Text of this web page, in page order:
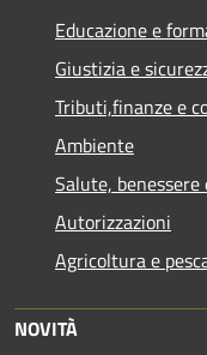
Educazione e
Giustizia e
Tributi,finanze e
Ambiente
Salute, benessere
Autorizzazioni
Agricoltura e
NOVITÀ